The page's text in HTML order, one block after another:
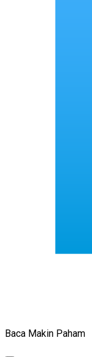
Baca Makin Paham